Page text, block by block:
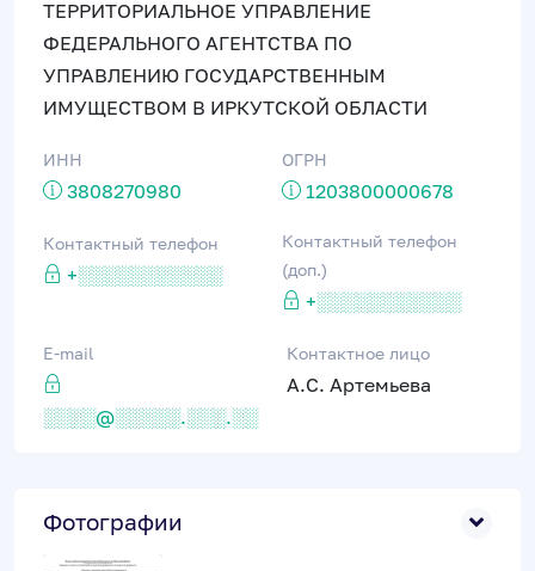
ТЕРРИТОРИАЛЬНОЕ УПРАВЛЕНИЕ
ФЕДЕРАЛЬНОГО АГЕНТСТВА ПО
УПРАВЛЕНИЮ ГОСУДАРСТВЕННЫМ
ИМУЩЕСТВОМ В ИРКУТСКОЙ ОБЛАСТИ
ИНН
3808270980
ОГРН
1203800000678
Контактный телефон
+░░░░░░░░░░░
Контактный телефон
(доп.)
+░░░░░░░░░░░
E-mail
░░░░@░░░░░.░░░.░░
Контактное лицо
А.С. Артемьева
Фотографии